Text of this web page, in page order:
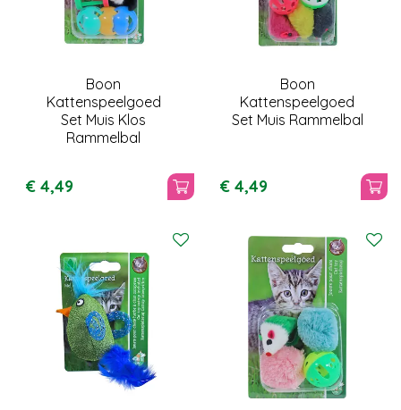
Boon
Kattenspeelgoed
Set Muis Klos
Rammelbal
€ 4,49
Boon
Kattenspeelgoed
Set Muis Rammelbal
€ 4,49